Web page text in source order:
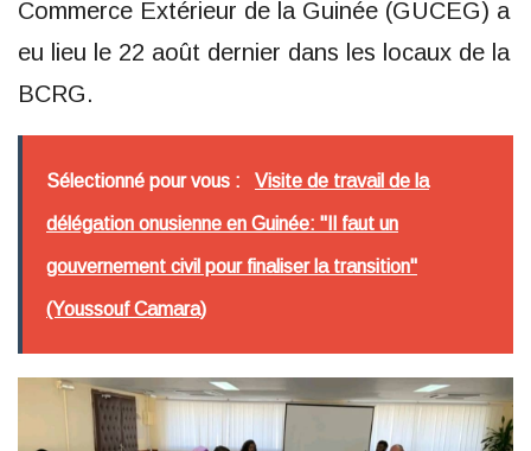
Commerce Extérieur de la Guinée (GUCEG) a
eu lieu le 22 août dernier dans les locaux de la
BCRG.
Sélectionné pour vous : Visite de travail de la
délégation onusienne en Guinée: "Il faut un
gouvernement civil pour finaliser la transition"
(Youssouf Camara)